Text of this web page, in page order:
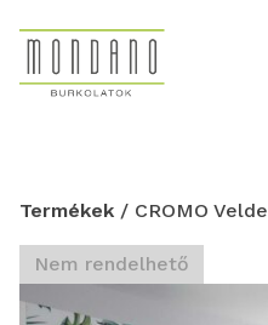
Termékek / CROMO Velde
Nem rendelhető